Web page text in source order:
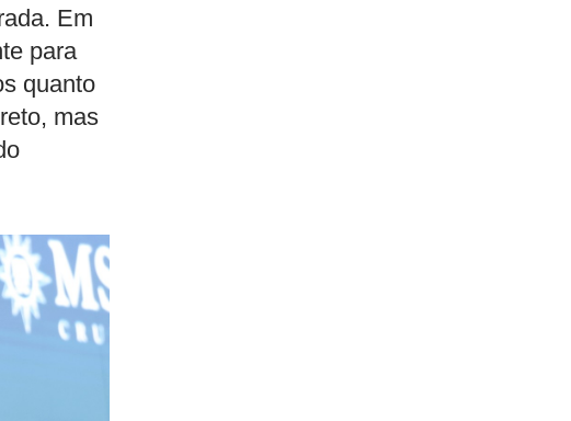
Em
para
quanto
mas